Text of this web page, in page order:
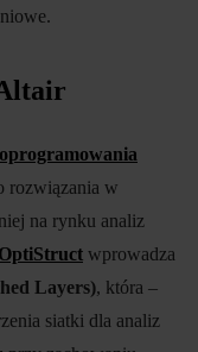
oprogramowania
rozwiązania w
na rynku analiz
wprowadza
Layers), która –
siatki dla analiz